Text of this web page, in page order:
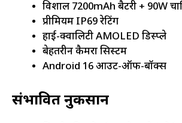
विशाल 7200mAh बैटरी + 90W
प्रीमियम IP69 रेटिंग
हाई-क्वालिटी AMOLED डिस्प्ले
बेहतरीन कैमरा सिस्टम
Android 16 आउट-ऑफ-बॉक्स
संभावित नुकसान